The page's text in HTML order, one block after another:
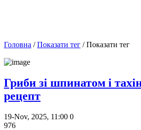
Головна /Показати тег / Показати тег
Гриби зі шпинатом і
рецепт
19-Nov, 2025, 11:00 0
976